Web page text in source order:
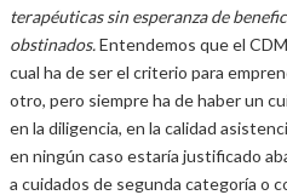
terapéuticas sin esperanza de
obstinados.Entendemos que el
cual ha de ser el criterio para
otro, pero siempre ha de haber un
en la diligencia, en la calidad
en ningún caso estaría justificado
a cuidados de segunda categoría o